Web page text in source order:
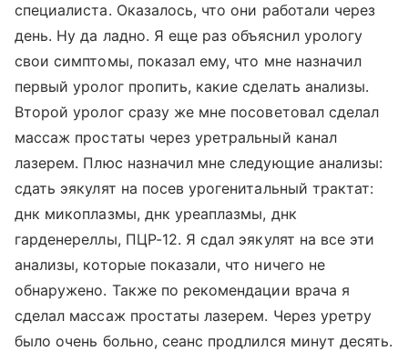
специалиста. Оказалось, что они работали через
день. Ну да ладно. Я еще раз объяснил урологу
свои симптомы, показал ему, что мне назначил
первый уролог пропить, какие сделать анализы.
Второй уролог сразу же мне посоветовал сделал
массаж простаты через уретральный канал
лазерем. Плюс назначил мне следующие анализы:
сдать эякулят на посев урогенитальный трактат:
днк микоплазмы, днк уреаплазмы, днк
гарденереллы, ПЦР-12. Я сдал эякулят на все эти
анализы, которые показали, что ничего не
обнаружено. Также по рекомендации врача я
сделал массаж простаты лазерем. Через уретру
было очень больно, сеанс продлился минут десять.